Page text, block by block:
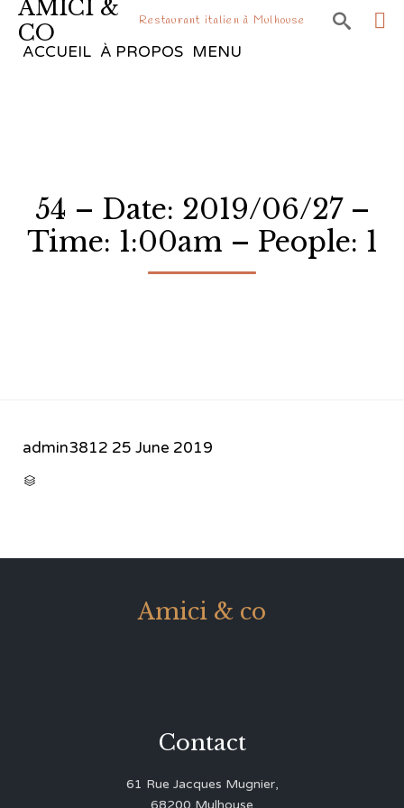
AMICI &
CO
Restaurant italien à Mulhouse 
ACCUEIL À PROPOS MENU
54 – Date: 2019/06/27 –
Time: 1:00am – People: 1
admin3812 25 June 2019

Amici & co
Contact
61 Rue Jacques Mugnier,